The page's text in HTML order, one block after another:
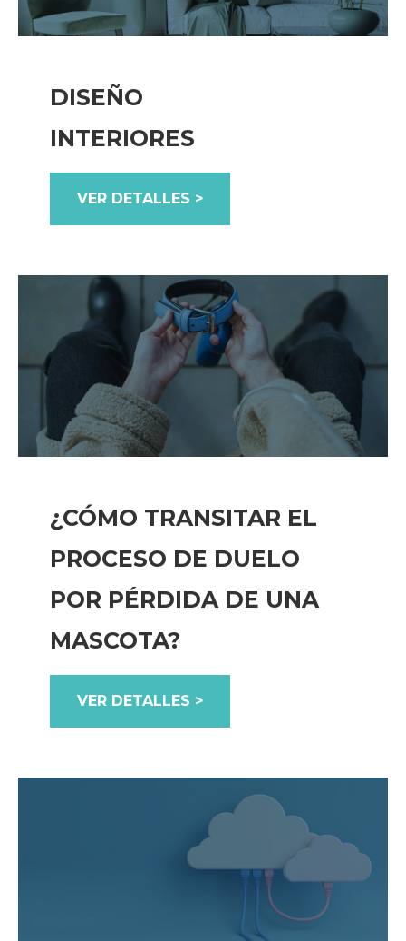
DISEÑO
INTERIORES
VER DETALLES >
¿CÓMO TRANSITAR EL
PROCESO DE DUELO
POR PÉRDIDA DE UNA
MASCOTA?
VER DETALLES >